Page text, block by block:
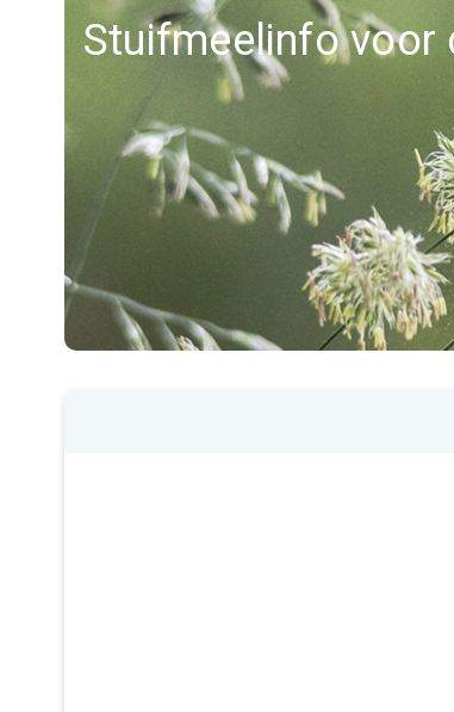
Stuifmeelinfo voor